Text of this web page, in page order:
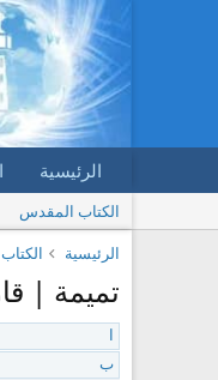
الرئيسية
الكتاب المقدس
الرئيسية
تميمة |
ب